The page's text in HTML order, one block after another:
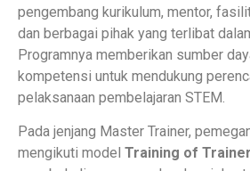
pengembang kurikulum, mentor,
dan berbagai pihak yang terlibat
Programnya memberikan sumber
kompetensi untuk mendukung
pelaksanaan pembelajaran STEM.
Pada jenjang Master Trainer,
mengikuti model Training of